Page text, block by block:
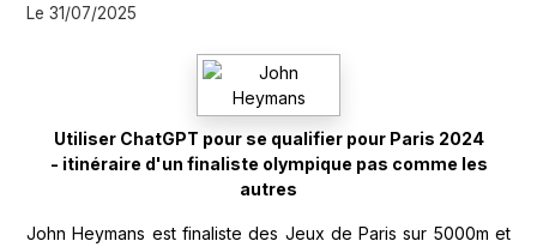
Le 31/07/2025
Utiliser ChatGPT pour se qualifier pour Paris 2024
- itinéraire d'un finaliste olympique pas comme les
autres
John Heymans est finaliste des Jeux de Paris sur 5000m et